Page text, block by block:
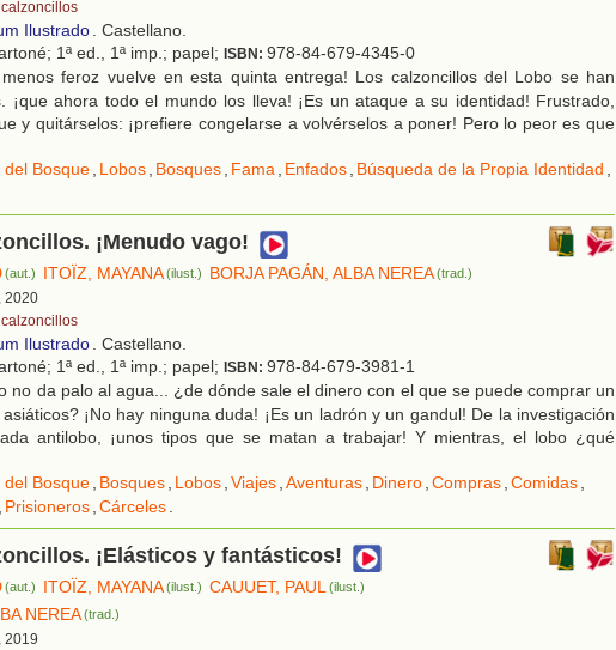
Ilustrado. Castellano.
1ª ed., 1ª imp.; papel; ISBN: 978-84-679-4345-0
menos feroz vuelve en esta quinta entrega! Los calzoncillos del Lobo se han
¡que ahora todo el mundo los lleva! ¡Es un ataque a su identidad! Frustrado,
y quitárselos: ¡prefiere congelarse a volvérselos a poner! Pero lo peor es que
del Bosque, Lobos, Bosques, Fama, Enfados, Búsqueda de la Propia Identidad ,
¡Menudo vago!
(aut.) ITOÏZ, MAYANA(ilust.) BORJA PAGÁN, ALBA NEREA(trad.)
2020
Ilustrado. Castellano.
1ª ed., 1ª imp.; papel; ISBN: 978-84-679-3981-1
no da palo al agua... ¿de dónde sale el dinero con el que se puede comprar un
¡No hay ninguna duda! ¡Es un ladrón y un gandul! De la investigación
antilobo, ¡unos tipos que se matan a trabajar! Y mientras, el lobo ¿qué
del Bosque, Bosques, Lobos,Viajes,Aventuras, Dinero,Compras,Comidas,
, Prisioneros,Cárceles.
¡Elásticos y fantásticos!
(aut.) ITOÏZ, MAYANA(ilust.) CAUUET, PAUL (ilust.)
NEREA(trad.)
2019